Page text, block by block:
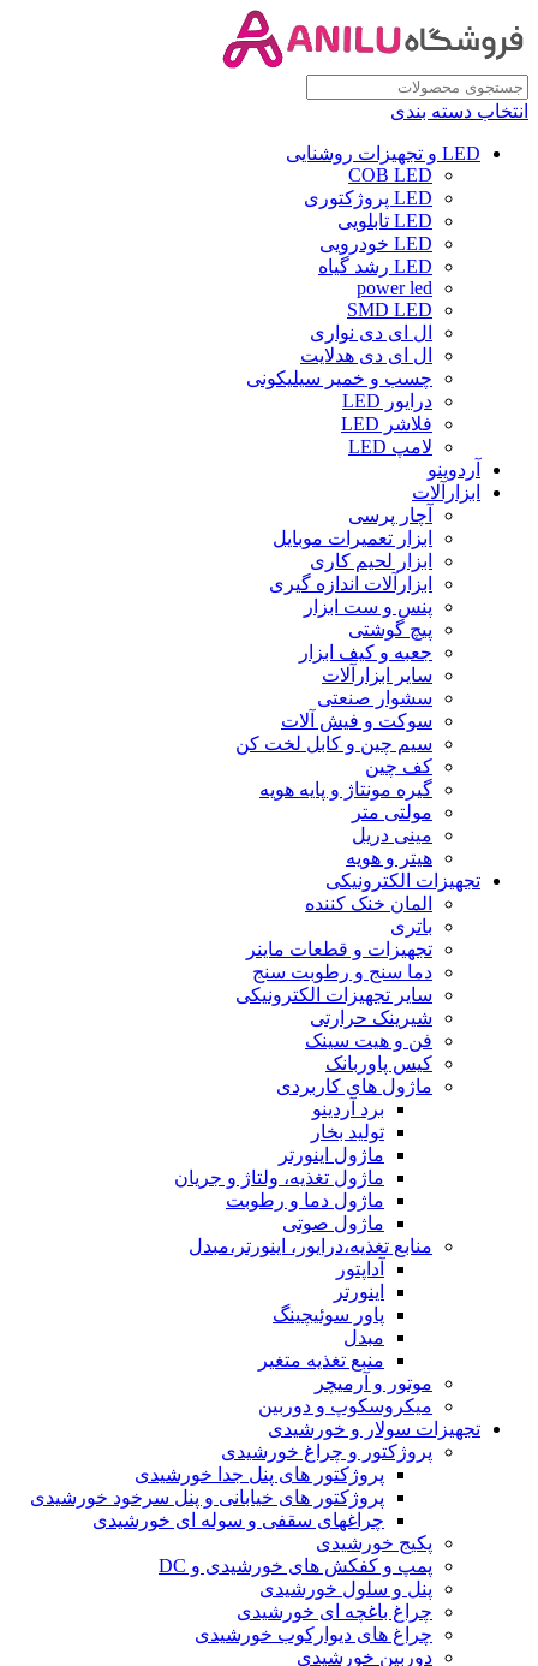
انتخاب دسته بندی
LED و تجهیزات روشنایی
COB LED
LED پروژکتوری
LED تابلویی
LED خودرویی
LED رشد گیاه
power led
SMD LED
ال ای دی نواری
ال ای دی هدلایت
چسب و خمیر سیلیکونی
درایور LED
فلاشر LED
لامپ LED
آردوینو
ابزارآلات
آچار پرسی
ابزار تعمیرات موبایل
ابزار لحیم کاری
ابزارآلات اندازه گیری
پنس و ست ابزار
پیچ گوشتی
جعبه و کیف ابزار
سایر ابزارآلات
سشوار صنعتی
سوکت و فیش آلات
سیم چین و کابل لخت کن
کف چین
گیره مونتاژ و پایه هویه
مولتی متر
مینی دریل
هیتر و هویه
تجهیزات الکترونیکی
المان خنک کننده
باتری
تجهیزات و قطعات ماینر
دما سنج و رطوبت سنج
سایر تجهیزات الکترونیکی
شیرینک حرارتی
فن و هیت سینک
کیس پاوربانک
ماژول های کاربردی
برد آردینو
تولید بخار
ماژول اینورتر
ماژول تغذیه، ولتاژ و جریان
ماژول دما و رطوبت
ماژول صوتی
منابع تغذیه،درایور، اینورتر،مبدل
آداپتور
اینورتر
پاور سوئیچینگ
مبدل
منبع تغذیه متغیر
موتور و آرمیچر
میکروسکوپ و دوربین
تجهیزات سولار و خورشیدی
پروژکتور و چراغ خورشیدی
پروژکتور های پنل جدا خورشیدی
پروژکتور های خیابانی و پنل سرخود خورشیدی
چراغهای سقفی و سوله ای خورشیدی
پکیج خورشیدی
پمپ و کفکش های خورشیدی و DC
پنل و سلول خورشیدی
چراغ باغچه ای خورشیدی
چراغ های دیوارکوب خورشیدی
دوربین خورشیدی